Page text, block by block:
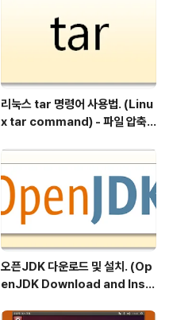
리눅스 tar 명령어 사용법. (Linu
x tar command) - 파일 압축
오픈JDK 다운로드 및 설치. (Op
enJDK Download and Inst